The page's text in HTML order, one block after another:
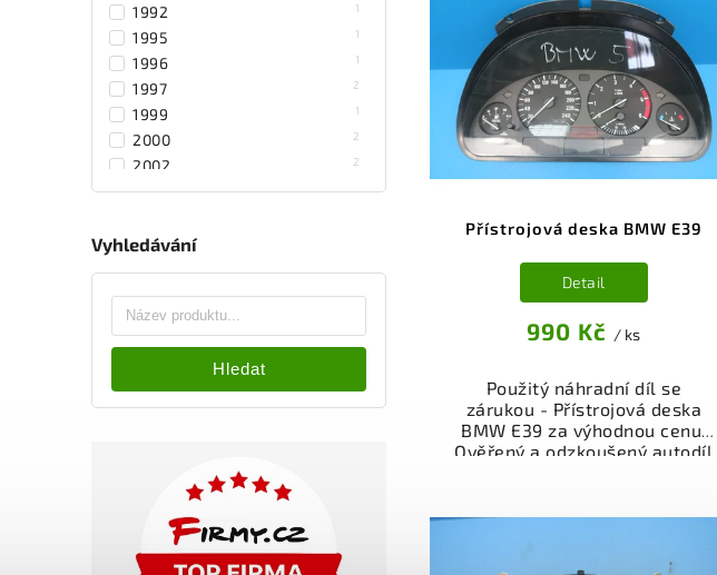
1992 1
1995 1
1996 1
1997 2
1999 1
2000 2
2002 2
2003
2006
2008
2009
2010 2
2013 2
2008-2013
2006-2009
2007-2008
Vyhledávání
Hledat
připravený k montáži.
Nabízíme osobní odběr nebo
rychlé doručení přes e-shop.
Samozřejmostí je garance
vrácení peněz v případě
nespokojenosti.
Přístrojová deska BMW E39
990 Kč / ks
Detail
Použitý náhradní díl se
zárukou - Přístrojová deska
BMW E39 za výhodnou cenu.
Ověřený a odzkoušený autodíl
váš vůz. Ověřený a funkční
připravený k montáži.